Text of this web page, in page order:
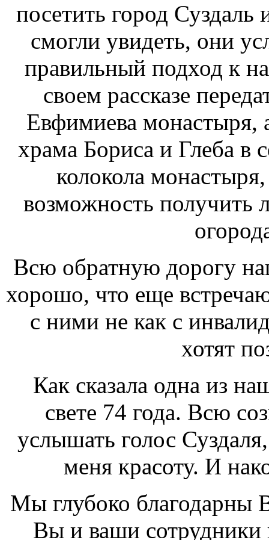
посетить город
смогли увидеть, они
правильный подход к
своем рассказе
Евфимиева монастыря,
храма Бориса и Глеба
колокола
возможность получить
Всю обратную дорогу
хорошо, что еще
с ними не как с
хотят
Как сказала одна из
свете 74 года. Всю
услышать голос
меня красоту. И
Мы глубоко благодарны
Вы и ваши сотрудники